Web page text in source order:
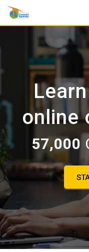
Skip
online
57,000